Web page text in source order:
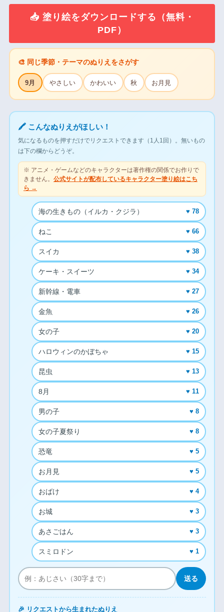
📥 塗り絵をダウンロードする（無料・
PDF）
🎨 同じ季節・テーマのぬりえをさがす
9月 やさしい かわいい 秋 お月見
🖍 こんなぬりえがほしい！
気になるものを押すだけでリクエストできます（1人1回）。無いもの
は下の欄からどうぞ。
※ アニメ・ゲームなどのキャラクターは著作権の関係でお作りで
きません。 公式サイトが配布しているキャラクター塗り絵はこち
ら →
海の生きもの（イルカ・クジラ） ♥ 78
ねこ ♥ 66
スイカ ♥ 38
ケーキ・スイーツ ♥ 34
新幹線・電車 ♥ 27
金魚 ♥ 26
女の子 ♥ 20
ハロウィンのかぼちゃ ♥ 15
昆虫 ♥ 13
8月 ♥ 11
男の子 ♥ 8
女の子夏祭り ♥ 8
恐竜 ♥ 5
お月見 ♥ 5
おばけ ♥ 4
お城 ♥ 3
あさごはん ♥ 3
スミロドン ♥ 1
送る
🎉 リクエストから生まれたぬりえ